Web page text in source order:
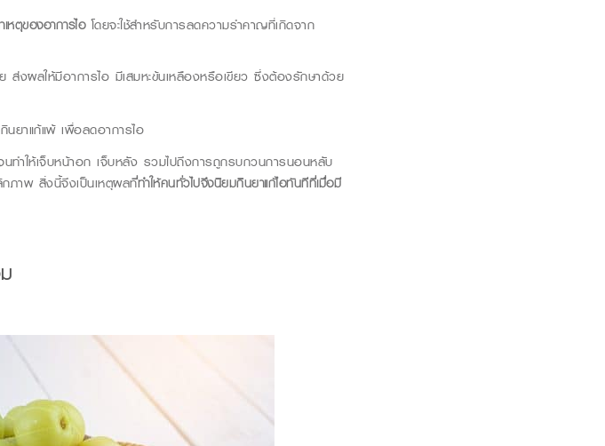
เหตุของอาการไอโดยจะใช้สำหรับการลดความรำคาญที่เกิดจาก
ส่งผลให้มีอาการไอ มีเสมหะข้นเหลืองหรือเขียว ซึ่งต้องรักษาด้วย
ยาแก้แพ้ เพื่อลดอาการไอ
ทำให้เจ็บหน้าอก เจ็บหลัง รวมไปถึงการถูกรบกวนการนอนหลับ
ภาพ สิ่งนี้จึงเป็นเหตุผลที่ทำให้คนทั่วไปจึงนิยมกินยาแก้ไอทันทีที่เมื่อมี